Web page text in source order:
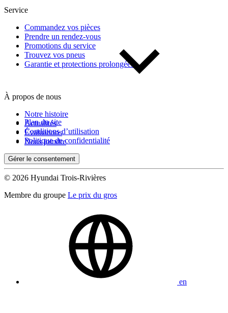
Prix
De 5 000 $ à 100 000 $
Paiement hebdo
Kilométrage
De 0 km à 500 000 km
(0)
Service
Commandez vos pièces
Prendre un rendez-vous
Promotions du service
Trouvez vos pneus
Garantie et protections prolongées
À propos de nous
Notre histoire
Actualités
Évaluations
Nous joindre
Plan du site
Conditions d’utilisation
Politique de confidentialité
Gérer le consentement
© 2026 Hyundai Trois-Rivières
Membre du groupe Le prix du gros
en